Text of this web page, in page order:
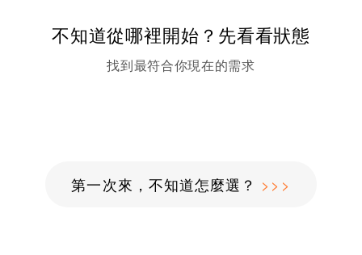
不知道從哪裡開始？先看看狀態
找到最符合你現在的需求
第一次來，不知道怎麼選？ >>>